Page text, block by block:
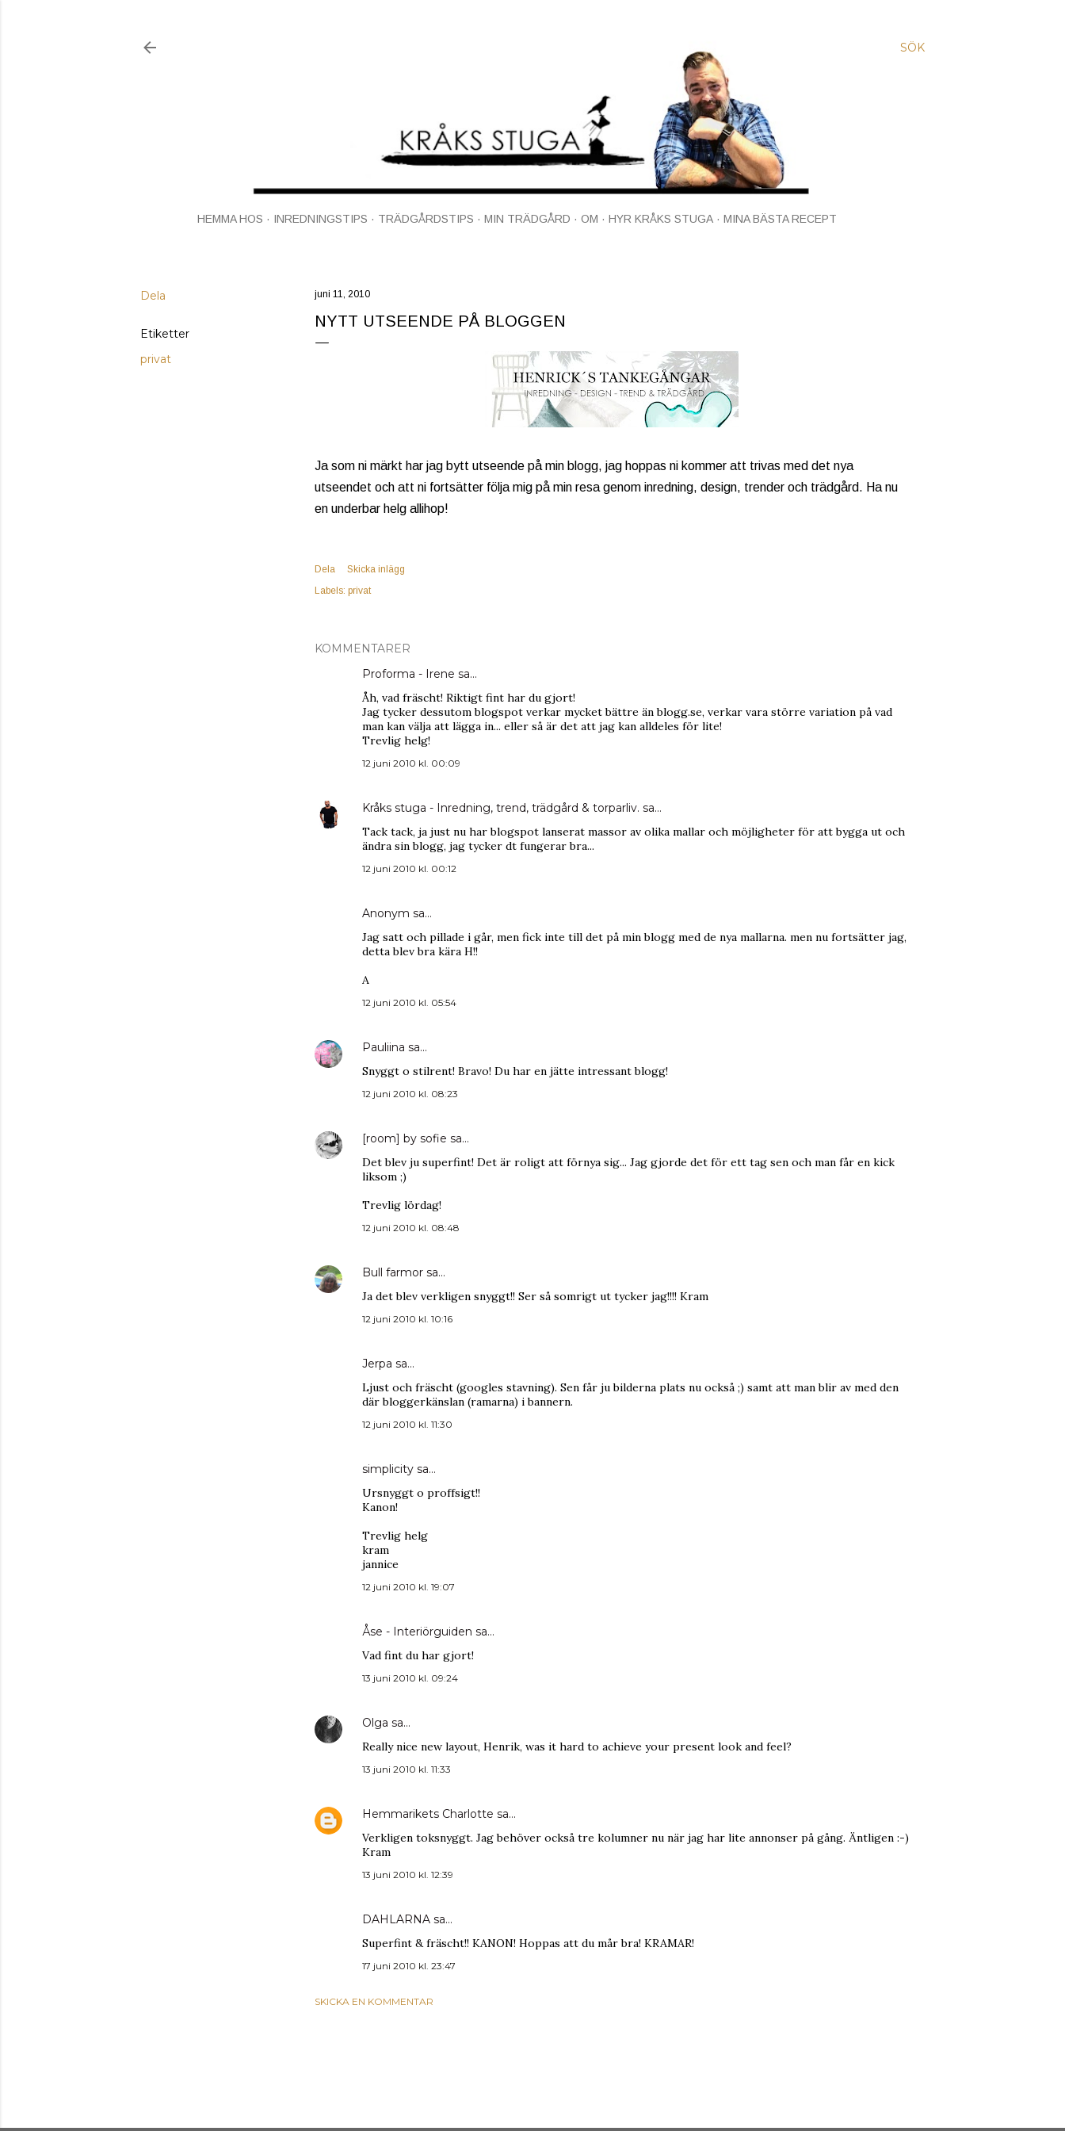
SÖK
HEMMA HOS INREDNINGSTIPS TRÄDGÅRDSTIPS MIN TRÄDGÅRD OM HYR KRÅKS STUGA MINA BÄSTA RECEPT
Dela
Etiketter
privat
juni 11, 2010
NYTT UTSEENDE PÅ BLOGGEN
Ja som ni märkt har jag bytt utseende på min blogg, jag hoppas ni kommer att trivas med det nya
utseendet och att ni fortsätter följa mig på min resa genom inredning, design, trender och trädgård. Ha nu
en underbar helg allihop!
Dela
Skicka inlägg
Labels: privat
KOMMENTARER
Proforma - Irene sa…
Åh, vad fräscht! Riktigt fint har du gjort!
Jag tycker dessutom blogspot verkar mycket bättre än blogg.se, verkar vara större variation på vad
man kan välja att lägga in... eller så är det att jag kan alldeles för lite!
Trevlig helg!
12 juni 2010 kl. 00:09
Kråks stuga - Inredning, trend, trädgård & torparliv. sa…
Tack tack, ja just nu har blogspot lanserat massor av olika mallar och möjligheter för att bygga ut och
ändra sin blogg, jag tycker dt fungerar bra...
12 juni 2010 kl. 00:12
Anonym sa…
Jag satt och pillade i går, men fick inte till det på min blogg med de nya mallarna. men nu fortsätter jag,
detta blev bra kära H!!
A
12 juni 2010 kl. 05:54
Pauliina sa…
Snyggt o stilrent! Bravo! Du har en jätte intressant blogg!
12 juni 2010 kl. 08:23
[room] by sofie sa…
Det blev ju superfint! Det är roligt att förnya sig... Jag gjorde det för ett tag sen och man får en kick
liksom ;)
Trevlig lördag!
12 juni 2010 kl. 08:48
Bull farmor sa…
Ja det blev verkligen snyggt!! Ser så somrigt ut tycker jag!!!! Kram
12 juni 2010 kl. 10:16
Jerpa sa…
Ljust och fräscht (googles stavning). Sen får ju bilderna plats nu också ;) samt att man blir av med den
där bloggerkänslan (ramarna) i bannern.
12 juni 2010 kl. 11:30
simplicity sa…
Ursnyggt o proffsigt!!
Kanon!
Trevlig helg
kram
jannice
12 juni 2010 kl. 19:07
Åse - Interiörguiden sa…
Vad fint du har gjort!
13 juni 2010 kl. 09:24
Olga sa…
Really nice new layout, Henrik, was it hard to achieve your present look and feel?
13 juni 2010 kl. 11:33
Hemmarikets Charlotte sa…
Verkligen toksnyggt. Jag behöver också tre kolumner nu när jag har lite annonser på gång. Äntligen :-)
Kram
13 juni 2010 kl. 12:39
DAHLARNA sa…
Superfint & fräscht!! KANON! Hoppas att du mår bra! KRAMAR!
17 juni 2010 kl. 23:47
SKICKA EN KOMMENTAR